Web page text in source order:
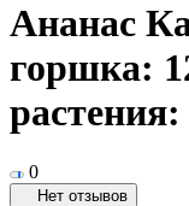
Ананас
горшка:
0
Нет отзывов